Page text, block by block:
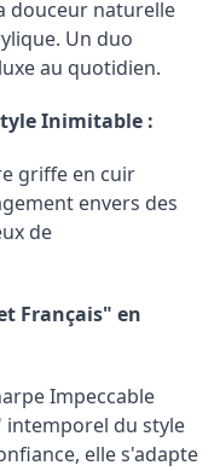
douceur naturelle
Un duo
au quotidien.
Inimitable :
griffe en cuir
envers des
de
Français" en
Impeccable
intemporel du style
elle s'adapte